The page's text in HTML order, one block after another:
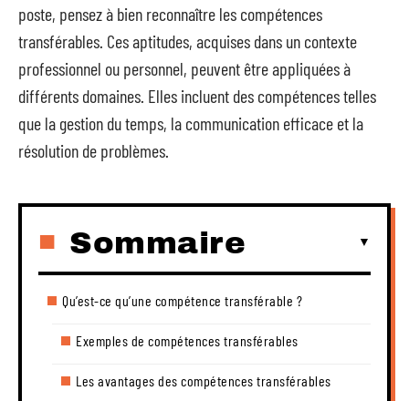
poste, pensez à bien reconnaître les compétences
transférables. Ces aptitudes, acquises dans un contexte
professionnel ou personnel, peuvent être appliquées à
différents domaines. Elles incluent des compétences telles
que la gestion du temps, la communication efficace et la
résolution de problèmes.
Sommaire
Qu’est-ce qu’une compétence transférable ?
Exemples de compétences transférables
Les avantages des compétences transférables